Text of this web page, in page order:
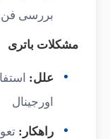
بررسی
مشکلات باتری
علل:
اورجینال
راهکار: